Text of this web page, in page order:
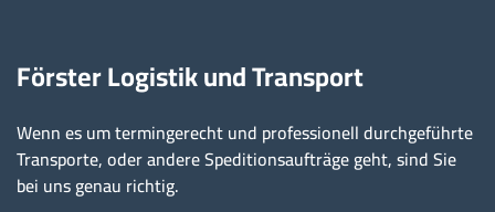
Förster Logistik und Transport
Wenn es um termingerecht und professionell durchgeführte
Transporte, oder andere Speditionsaufträge geht, sind Sie
bei uns genau richtig.